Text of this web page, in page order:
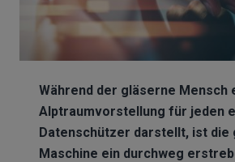
Während der gläserne Mensch
Alptraumvorstellung für jeden
Datenschützer darstellt, ist die
Maschine ein durchweg